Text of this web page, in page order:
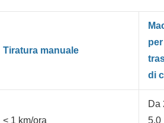
Tiratura manuale
di
< 1 km/ora
Da
5,0